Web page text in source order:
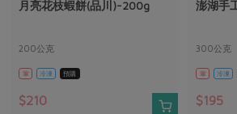
烘焙．點心
醬料
湯品．鍋物
漬物
關注議題
廢核運動 能源議題
檢驗報告
月亮花枝蝦餅(品川)-200g
200公克
葷 冷凍 預購
$210
澎湖手
300公克
葷 冷凍
$195